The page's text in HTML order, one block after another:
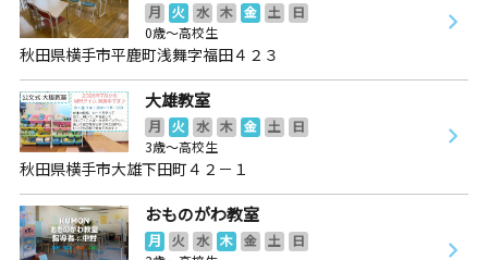
月 火 水 木 金 土
日
0歳～高校生
秋田県横手市平鹿町浅舞字福田４２３
大雄教室
月 火 水 木 金 土
日
3歳～高校生
秋田県横手市大雄下田町４２－１
おものがわ教室
月 火 水 木 金 土
日